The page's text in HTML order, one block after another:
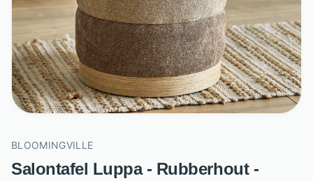
BLOOMINGVILLE
Salontafel Luppa - Rubberhout -